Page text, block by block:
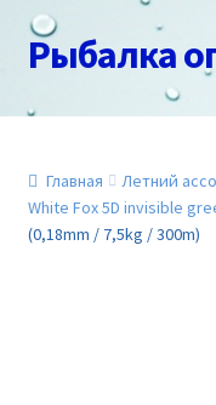
Перейти
к
навигации
Перейти
к
содержимому
Рыбалка
Главная
О нас
Доставка и оплата
Главная Летний
White Fox 5D invisible
(0,18mm / 7,5kg / 300m)